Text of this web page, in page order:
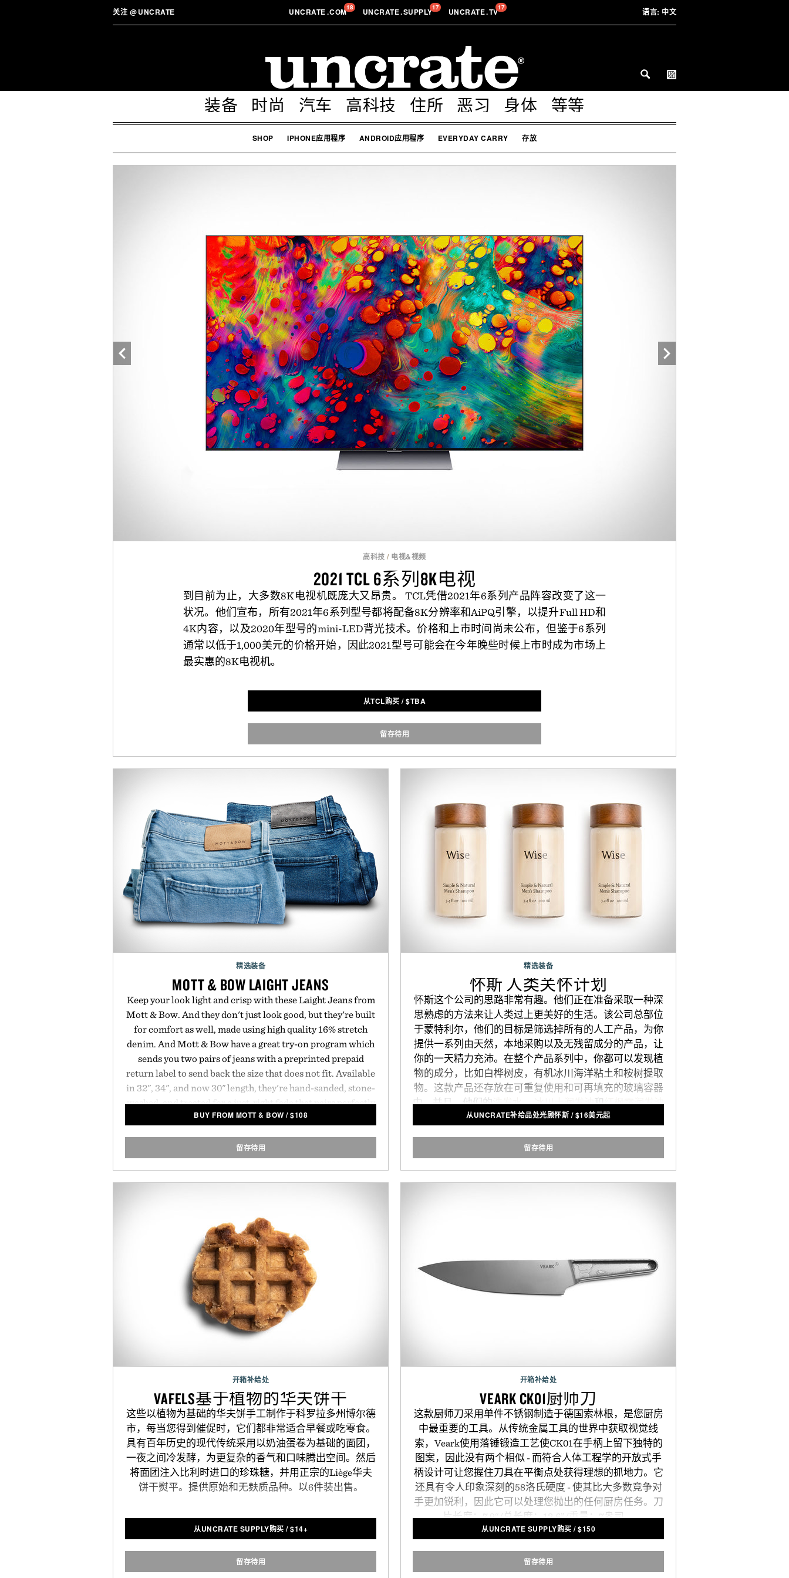
关注 @UNCRATE UNCRATE.COM18 UNCRATE.SUPPLY17 UNCRATE.TV17 语言: 中文
装备 时尚 汽车 高科技 住所 恶习 身体 等等
SHOP IPHONE应用程序 ANDROID应用程序 EVERYDAY CARRY 存放
高科技 / 电视&视频
2021 TCL 6系列8K电视
到目前为止，大多数8K电视机既庞大又昂贵。 TCL凭借2021年6系列产品阵容改变了这一
状况。他们宣布，所有2021年6系列型号都将配备8K分辨率和AiPQ引擎，以提升Full HD和
4K内容，以及2020年型号的mini-LED背光技术。价格和上市时间尚未公布，但鉴于6系列
通常以低于1,000美元的价格开始，因此2021型号可能会在今年晚些时候上市时成为市场上
最实惠的8K电视机。
从TCL购买 /$TBA
留存待用
精选装备
MOTT & BOW LAIGHT JEANS
Keep your look light and crisp with these Laight Jeans from
Mott & Bow. And they don't just look good, but they're built
for comfort as well, made using high quality 16% stretch
denim. And Mott & Bow have a great try-on program which
sends you two pairs of jeans with a preprinted prepaid
return label to send back the size that does not fit. Available
in 32", 34", and now 30" length, they're hand-sanded, stone-
washed, and treated for a just-right fade that pairs perfectly
with bright spring and summer tops and requires no break-
Presented by Mott & Bow.
BUY FROM MOTT & BOW /$108
留存待用
精选装备
怀斯 人类关怀计划
怀斯这个公司的思路非常有趣。他们正在准备采取一种深
思熟虑的方法来让人类过上更美好的生活。该公司总部位
于蒙特利尔，他们的目标是筛选掉所有的人工产品，为你
提供一系列由天然，本地采购以及无残留成分的产品，让
你的一天精力充沛。在整个产品系列中，你都可以发现植
物的成分，比如白桦树皮，有机冰川海洋粘土和桉树提取
物。这款产品还存放在可重复使用和可再填充的玻璃容器
中，并且，他们的洗发水，冰川土润发油和红枫霜润发油
都可以重新填充进去，从而让自然坏境的丢弃物进一步减
从UNCRATE补给品处光顾怀斯 /$16美元起
留存待用
开箱补给处
VAFELS基于植物的华夫饼干
这些以植物为基础的华夫饼手工制作于科罗拉多州博尔德
市，每当您得到催促时，它们都非常适合早餐或吃零食。
具有百年历史的现代传统采用以奶油蛋卷为基础的面团，
一夜之间冷发酵，为更复杂的香气和口味腾出空间。然后
将面团注入比利时进口的珍珠糖，并用正宗的Liège华夫
饼干熨平。提供原始和无麸质品种。以6件装出售。
从UNCRATE SUPPLY购买 /$14+
留存待用
开箱补给处
VEARK CK01厨师刀
这款厨师刀采用单件不锈钢制造于德国索林根，是您厨房
中最重要的工具。从传统金属工具的世界中获取视觉线
索，Veark使用落锤锻造工艺使CK01在手柄上留下独特的
图案，因此没有两个相似 - 而符合人体工程学的开放式手
柄设计可让您握住刀具在平衡点处获得理想的抓地力。它
还具有令人印象深刻的58洛氏硬度 - 使其比大多数竞争对
手更加锐利，因此它可以处理您抛出的任何厨房任务。刀
片长度：7.9“/总长度：12.6”/重量：7盎司。
从UNCRATE SUPPLY购买 /$150
留存待用